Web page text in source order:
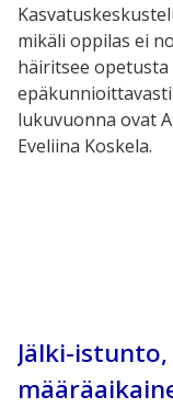
mikäli oppilas ei
häiritsee
lukuvuonna ovat
Eveliina Koskela.
Jälki-